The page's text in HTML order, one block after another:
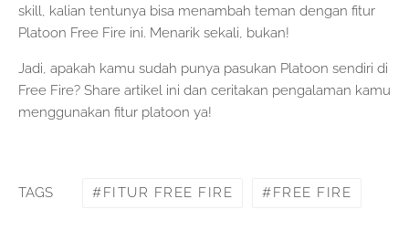
skill, kalian tentunya bisa menambah teman dengan fitur
Platoon Free Fire ini. Menarik sekali, bukan!
Jadi, apakah kamu sudah punya pasukan Platoon sendiri di
Free Fire? Share artikel ini dan ceritakan pengalaman kamu
menggunakan fitur platoon ya!
TAGS FITUR FREE FIRE FREE FIRE